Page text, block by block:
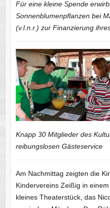
Für eine kleine Spende
Sonnenblumenpflanzen bei
(v.l.n.r.) zur Finanzierung
Knapp 30 Mitglieder des
reibungslosen Gästeservice
Am Nachmittag zeigten die
Kindervereins Zeißig in
kleines Theaterstück, das